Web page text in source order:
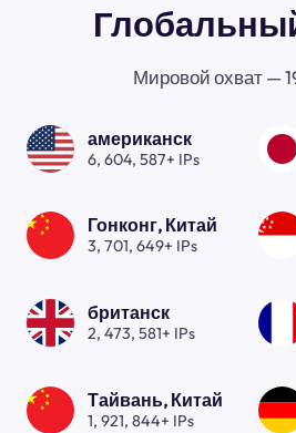
Мировой охват —
американск
6, 604, 587+ IPs
Гонконг, Китай
3, 701, 649+ IPs
британск
2, 473, 581+ IPs
Тайвань, Китай
1, 921, 844+ IPs